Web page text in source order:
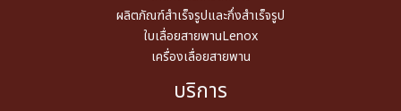
ผลิตภัณฑ์สำเร็จรูปและกึ่งสำเร็จรูป
ใบเลื่อยสายพานLenox
เครื่องเลื่อยสายพาน
บริการ